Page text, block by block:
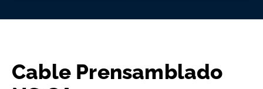
Cable Prensamblado